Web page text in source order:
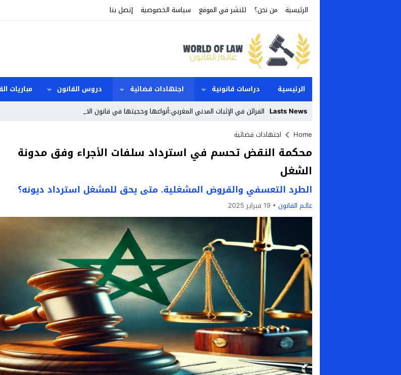
الرئيسية من نحن؟ للنشر في الموقع سياسة الخصوصية إتصل بنا
الرئيسية دراسات قانونية اجتهادات قضائية دروس القانون مباريات
Lasts News القرائن في الإثبات المدني المغربي:أنواعها وحجيتها في قانون الالتزامات والعق _
Stop
Previous
Home اجتهادات قضائية
محكمة النقض تحسم في استرداد سلفات الأجراء وفق مدونة
الشغل
الطرد التعسفي والقروض المشغلية. متى يحق للمشغل استرداد ديونه؟
عالـم القانون 19 فبراير 2025